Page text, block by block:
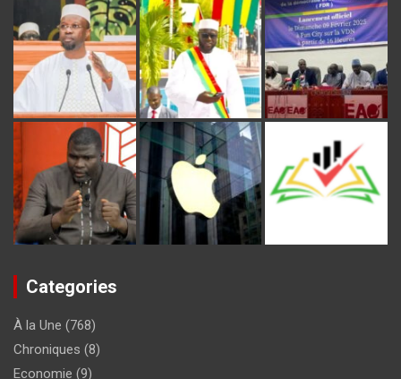
Categories
À la Une (768)
Chroniques (8)
Economie (9)